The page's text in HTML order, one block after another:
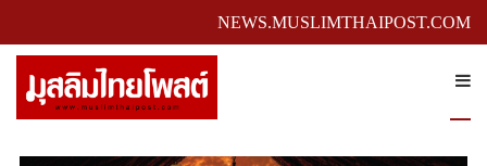
NEWS.MUSLIMTHAIPOST.COM